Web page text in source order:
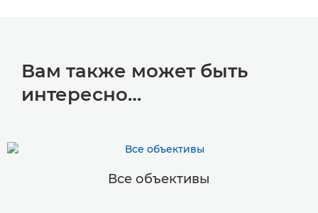
Вам также может быть
интересно…
Все объективы